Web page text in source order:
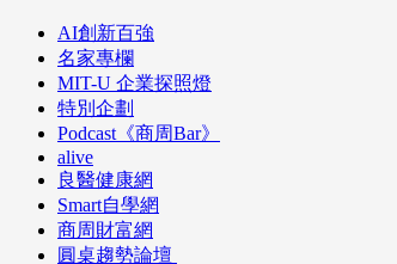
AI創新百強
名家專欄
MIT-U 企業探照燈
特別企劃
Podcast《商周Bar》
alive
良醫健康網
Smart自學網
商周財富網
圓桌趨勢論壇